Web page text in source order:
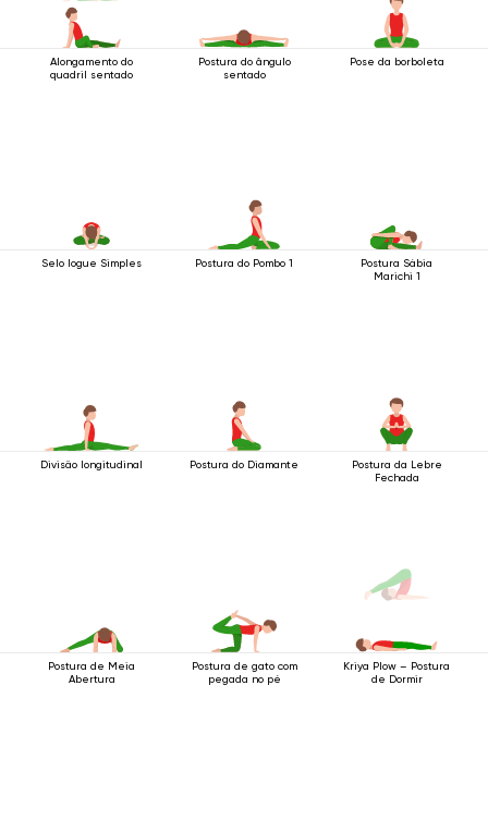
Alongamento do
quadril sentado
Postura do ângulo
sentado
Pose da borboleta
Selo Iogue Simples Postura do Pombo 1
Postura Sábia
Marichi 1
Divisão longitudinal Postura do Diamante
Postura da Lebre
Fechada
Postura de Meia
Abertura
Postura de gato com
pegada no pé
Kriya Plow – Postura
de Dormir